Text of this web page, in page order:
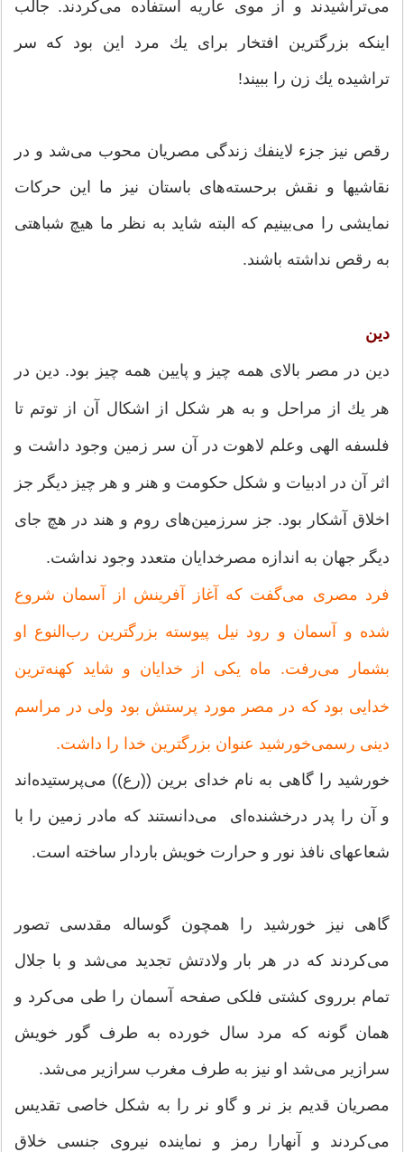
می‌تراشیدند و از موی عاریه استفاده می‌كردند. جالب
اینكه بزرگترین افتخار برای یك مرد این بود كه سر
تراشیده یك زن را ببیند!
رقص نیز جزء لاینفك زندگی مصریان محوب می‌شد و در
نقاشیها و نقش برحسته‌های باستان نیز ما این حركات
نمایشی را می‌بینیم كه البته شاید به نظر ما هیچ شباهتی
به رقص نداشته باشند.
دين
دین در مصر بالای همه چیز و پایین همه چیز بود. دین در
هر یك از مراحل و به هر شكل از اشكال آن از توتم تا
فلسفه الهی وعلم لاهوت در آن سر زمین وجود داشت و
اثر آن در ادبیات و شكل حكومت و هنر و هر چیز دیگر جز
اخلاق آشكار بود. جز سرزمین‌های روم و هند در هچ جای
دیگر جهان به اندازه مصرخدایان متعدد وجود نداشت.
فرد مصری می‌گفت كه آغاز آفرینش از آسمان شروع
شده و آسمان و رود نیل پیوسته بزرگترین رب‌النوع او
بشمار می‌رفت. ماه یكی از خدایان و شاید كهنه‌ترین
خدایی بود كه در مصر مورد پرستش بود ولی در مراسم
دینی رسمی‌خورشید عنوان بزرگترین خدا را داشت.
خورشید را گاهی به نام خدای برین ((رع)) می‌پرستیده‌اند
و آن را پدر درخشنده‌ای می‌دانستند كه مادر زمین را با
شعاعهای نافذ نور و حرارت خویش باردار ساخته است.
گاهی نیز خورشید را همچون گوساله مقدسی تصور
می‌كردند كه در هر بار ولادتش تجدید می‌شد و با جلال
تمام برروی كشتی فلكی صفحه آسمان را طی می‌كرد و
همان گونه كه مرد سال خورده به طرف گور خویش
سرازیر می‌شد او نیز به طرف مغرب سرازیر می‌شد.
مصریان قدیم بز نر و گاو نر را به شكل خاصی تقدیس
می‌كردند و آنهارا رمز و نماینده نیروی جنسی خلاق